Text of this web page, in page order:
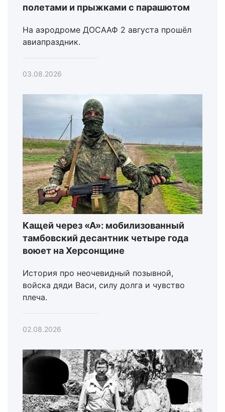
полетами и прыжками с парашютом
На аэродроме ДОСААФ 2 августа прошёл
авиапраздник.
03.08.2026
Кащей через «А»: мобилизованный
тамбовский десантник четыре года
воюет на Херсонщине
История про неочевидный позывной,
войска дяди Васи, силу долга и чувство
плеча.
02.08.2026